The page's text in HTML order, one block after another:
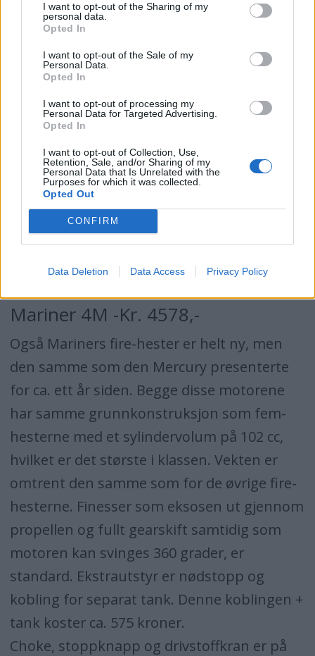
I want to opt-out of the Sharing of my
personal data.
Opted In
I want to opt-out of the Sale of my
Personal Data.
Opted In
I want to opt-out of processing my
Personal Data for Targeted Advertising.
Opted In
I want to opt-out of Collection, Use,
Retention, Sale, and/or Sharing of my
Personal Data that Is Unrelated with the
Purposes for which it was collected.
Opted Out
CONFIRM
Data Deletion Data Access Privacy Policy
Motoren er tosylindret, hvilket betyr en
jevnere gange og mindre vibrasjoner. En
annen fordel er motorens lave vekt, bare 14
kg. mot ca. 21 kg. for de øvrige i klassen.
Dessverre mangler nødstopp, og tanken er
litt for liten. Som ekstrautstyr kan du få en
kobling som passer til separat tank. På
motorens front er det stoppknapp samt
choke og drivstoffkran i samme knapp.
Gearspaken er på siden av motoren. I vår
test klarte denne "lettvekteren" seg meget
godt, og ble faktisk raskest. Et støynivå på
Mariner 4M -Kr. 4578,-
Også Mariners fire-hester er helt ny, men
den samme som den Mercury presenterte
for ca. ett år siden. Begge disse motorene
har samme grunnkonstruksjon som fem-
hesterne med et sylindervolum på 102 cc,
hvilket er det største i klassen. Vekten er
omtrent den samme som for de øvrige fire-
hesterne. Finesser som eksosen ut gjennom
propellen og fullt gearskift samtidig som
motoren kan svinges 360 grader, er
standard. Ekstrautstyr er nødstopp og
kobling for separat tank. Denne koblingen +
tank koster ca. 575 kroner.
Choke, stoppknapp og drivstoffkran er på